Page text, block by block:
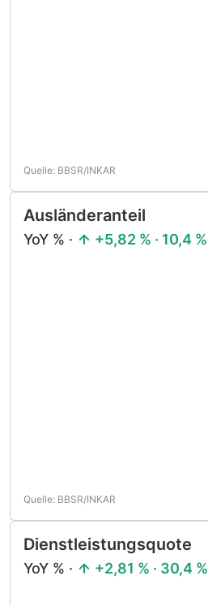
Quelle: BBSR/INKAR
Ausländeranteil
YoY % · +5,82 % · 10,4 %
Quelle: BBSR/INKAR
Dienstleistungsquote
YoY % · +2,81 % · 30,4 %